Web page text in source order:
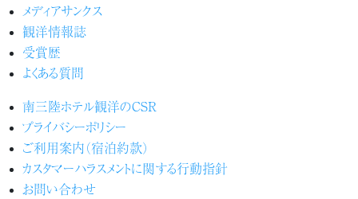
メディアサンクス
観洋情報誌
受賞歴
よくある質問
南三陸ホテル観洋のCSR
プライバシーポリシー
ご利用案内（宿泊約款）
カスタマーハラスメントに関する行動指針
お問い合わせ